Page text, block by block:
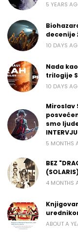
5 YEARS
decenije
10 DAYS
Nada
trilogije
10 DAYS
Miroslav
smo
INTERVJU
5 MONTHS
BEZ
4 MONTHS
ABOUT A